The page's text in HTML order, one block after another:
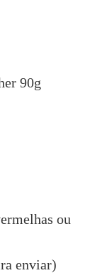
90g
ou
enviar)